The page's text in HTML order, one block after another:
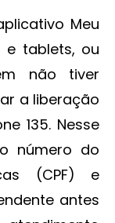
Meu
e tablets, ou
não tiver
a liberação
135. Nesse
número do
(CPF) e
antes